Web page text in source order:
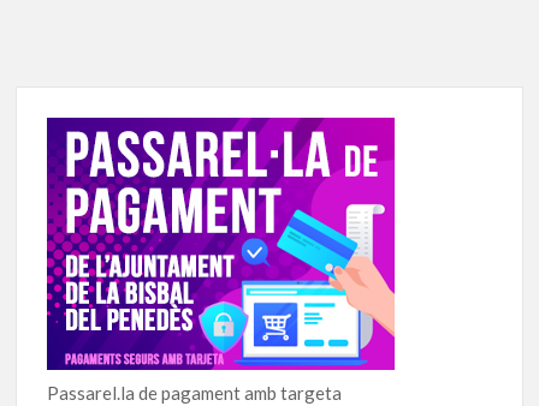
Passarel.la de pagament amb targeta